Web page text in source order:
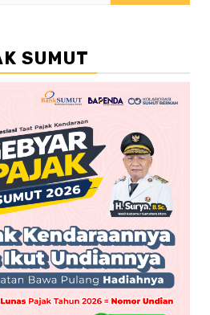
SUMUT